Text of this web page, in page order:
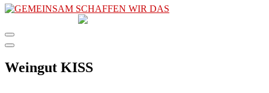
Weingut KISS